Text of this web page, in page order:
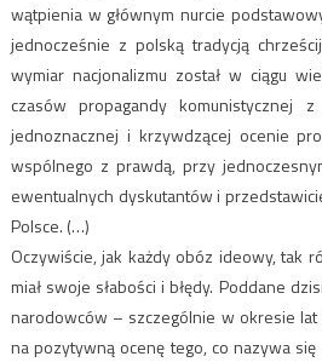
wątpienia w głównym nurcie
jednocześnie z polską tradycją
wymiar nacjonalizmu został w ciągu
czasów propagandy
jednoznacznej i krzywdzącej ocenie
wspólnego z prawdą, przy
ewentualnych dyskutantów i
Polsce. (…)
Oczywiście, jak każdy obóz ideowy, tak
miał swoje słabości i błędy. Poddane
narodowców – szczególnie w okresie
na pozytywną ocenę tego, co nazywa się